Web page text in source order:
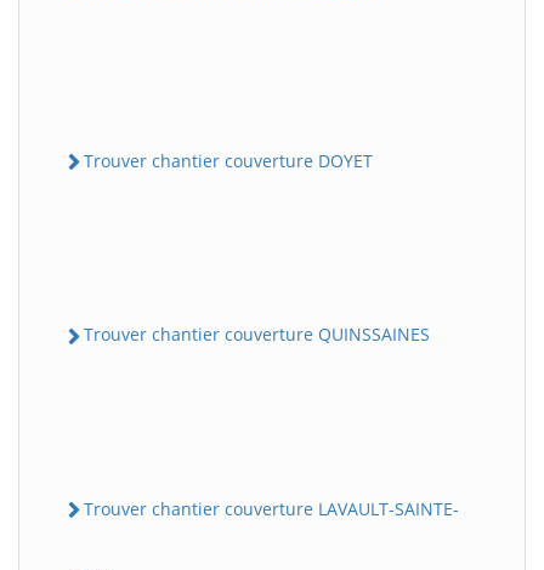
Trouver chantier couverture DOYET
Trouver chantier couverture QUINSSAINES
Trouver chantier couverture LAVAULT-SAINTE-